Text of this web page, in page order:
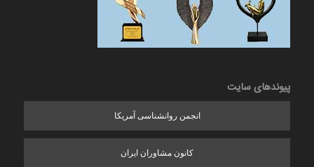
پیوندهای سایت
انجمن روانشناسی آمریکا
کانون مشاوران ایران